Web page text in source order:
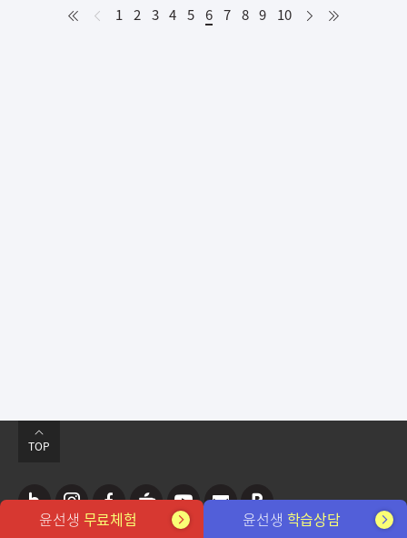
1 2 3 4 5 6현
재
7 8 9 10
윤선생 무료체험 윤선생 학습상담
네 인 페 유 포
TOP